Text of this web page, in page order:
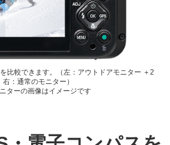
比較できます。（左：アウトドアモニター ＋2
右：通常のモニター）
ターの画像はイメージです